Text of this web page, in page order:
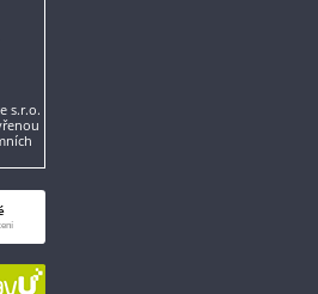
s.r.o.